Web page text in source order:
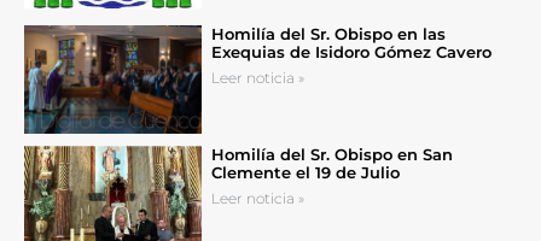
Homilía del Sr. Obispo en las
Exequias de Isidoro Gómez Cavero
Leer noticia »
Homilía del Sr. Obispo en San
Clemente el 19 de Julio
Leer noticia »